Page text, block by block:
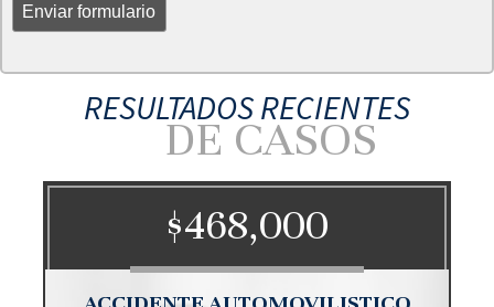
RESULTADOS RECIENTES
DE CASOS
$468,000